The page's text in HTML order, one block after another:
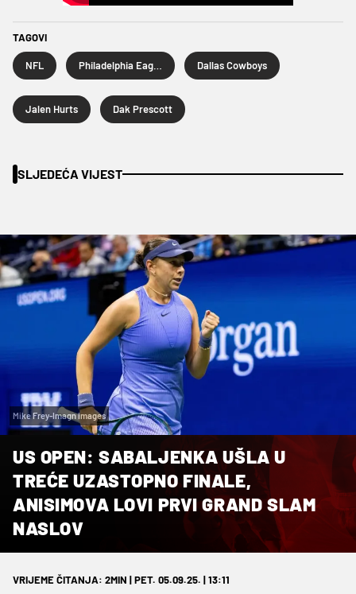
TAGOVI
NFL Dallas Cowboys
Jalen Hurts Dak Prescott
SLJEDEĆA VIJEST
Mike Frey-Imagn Images
US OPEN: SABALJENKA UŠLA U
TREĆE UZASTOPNO FINALE,
ANISIMOVA LOVI PRVI GRAND SLAM
NASLOV
VRIJEME ČITANJA: 2MIN | PET. 05.09.25. | 13:11